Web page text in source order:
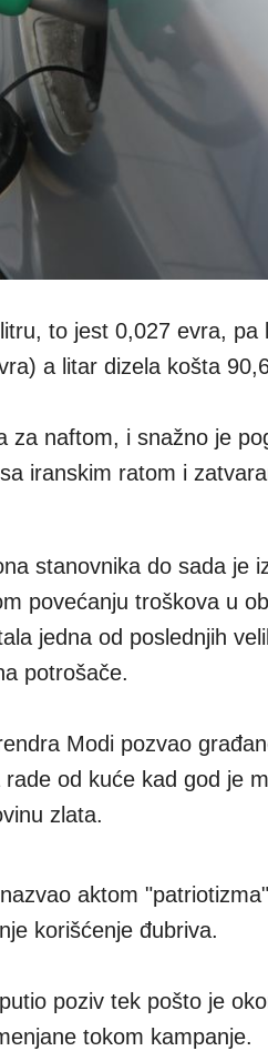
to jest 0,027 evra, pa
a litar dizela košta
za naftom, i snažno je
iranskim ratom i
stanovnika do sada je
povećanju troškova u
jedna od poslednjih
potrošače.
Modi pozvao
od kuće kad god je
zlata.
aktom
korišćenje đubriva.
poziv tek pošto je
tokom kampanje.